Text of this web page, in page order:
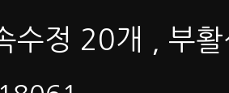
수정 20개 , 부